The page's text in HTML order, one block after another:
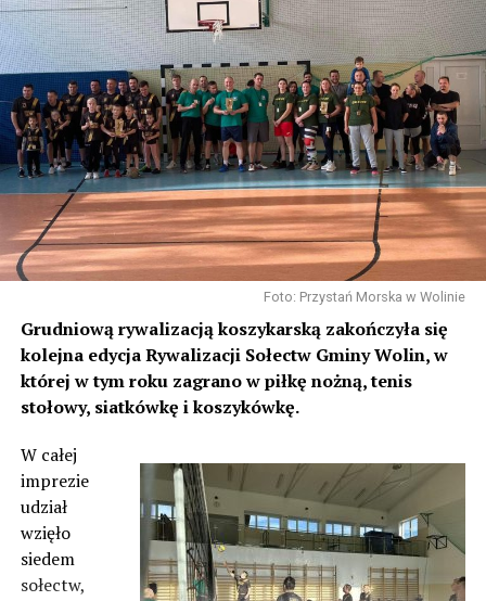
Foto: Przystań Morska w Wolinie
Grudniową rywalizacją koszykarską zakończyła się
kolejna edycja Rywalizacji Sołectw Gminy Wolin, w
której w tym roku zagrano w piłkę nożną, tenis
stołowy, siatkówkę i koszykówkę.
W całej
imprezie
udział
wzięło
siedem
sołectw,